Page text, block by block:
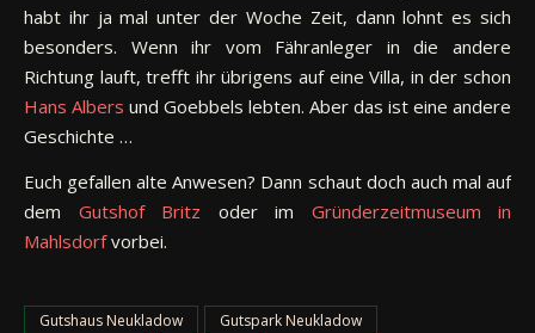
habt ihr ja mal unter der Woche Zeit, dann lohnt es sich
besonders. Wenn ihr vom Fähranleger in die andere
Richtung lauft, trefft ihr übrigens auf eine Villa, in der schon
Hans Albers und Goebbels lebten. Aber das ist eine andere
Geschichte …
Euch gefallen alte Anwesen? Dann schaut doch auch mal auf
dem Gutshof Britz oder im Gründerzeitmuseum in
Mahlsdorfvorbei.
Gutshaus Neukladow
Gutspark Neukladow